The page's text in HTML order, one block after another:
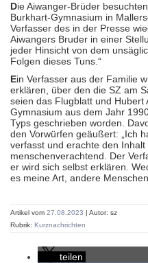
Die Aiwanger-Brüder
Burkhart-Gymnasium in
Verfasser des in der Presse
Aiwangers Bruder in einer
jeder Hinsicht von dem
Folgen dieses Tuns.“
Ein Verfasser aus der Familie
erklären, über den die SZ am
seien das Flugblatt und Hubert
Gymnasium aus dem Jahr
Typs geschrieben worden.
den Vorwürfen geäußert: „Ich
verfasst und erachte den Inhalt
menschenverachtend. Der
er wird sich selbst erklären.
es meine Art, andere
Artikel vom 27.08.2023 | Autor: sz
Rubrik: Kurznachrichten
teilen